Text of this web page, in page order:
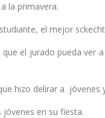
la primavera.
el mejor
el jurado pueda ver
hizo delirar a jóvenes
jóvenes en su fiesta.